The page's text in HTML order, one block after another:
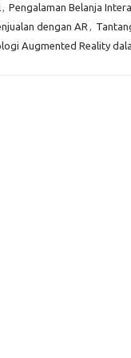
, Pengalaman Belanja
dengan AR ,
Augmented Reality